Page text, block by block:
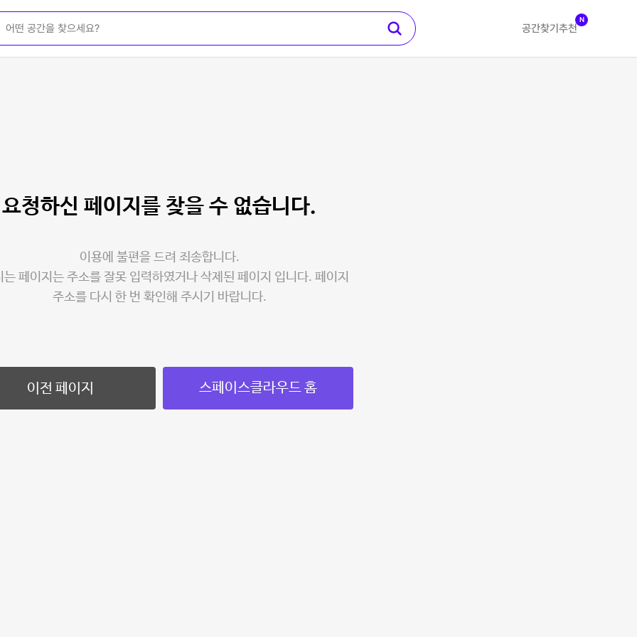
공간찾기 추천
N
요청하신 페이지를 찾을 수 없습니다.
이용에 불편을 드려 죄송합니다.
는 페이지는 주소를 잘못 입력하였거나 삭제된 페이지 입니다. 페이지
주소를 다시 한 번 확인해 주시기 바랍니다.
이전 페이지 스페이스클라우드 홈